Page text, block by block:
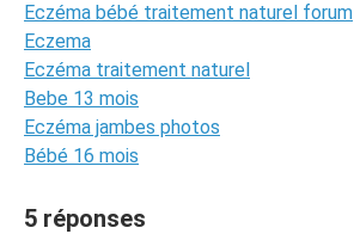
Eczéma bébé traitement naturel forum
Eczema
Eczéma traitement naturel
Bebe 13 mois
Eczéma jambes photos
Bébé 16 mois
5 réponses